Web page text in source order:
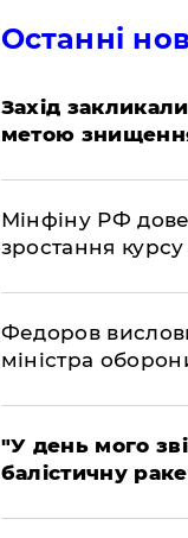
Останні
​Захід
метою
​Мінфіну РФ
зростання
​Федоров
міністра
​"У день мого
балістичну